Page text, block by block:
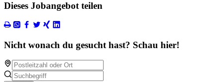
Dieses Jobangebot teilen
Nicht wonach du gesucht hast? Schau hier!